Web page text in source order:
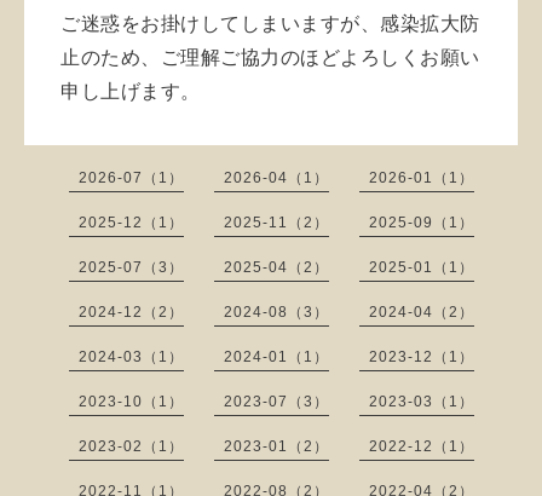
ご迷惑をお掛けしてしまいますが、感染拡大防
止のため、ご理解ご協力のほどよろしくお願い
申し上げます。
2026-07（1） 2026-04（1） 2026-01（1）
2025-12（1） 2025-11（2） 2025-09（1）
2025-07（3） 2025-04（2） 2025-01（1）
2024-12（2） 2024-08（3） 2024-04（2）
2024-03（1） 2024-01（1） 2023-12（1）
2023-10（1） 2023-07（3） 2023-03（1）
2023-02（1） 2023-01（2） 2022-12（1）
2022-11（1） 2022-08（2） 2022-04（2）